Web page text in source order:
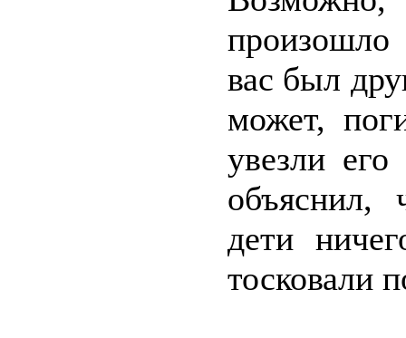
вас был
может,
увезли
объяснил,
дети
тосковали